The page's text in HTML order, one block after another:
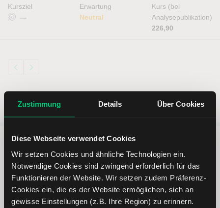
Zustimmung Details Über Cookies
Diese Webseite verwendet Cookies
Wir setzen Cookies und ähnliche Technologien ein.
Notwendige Cookies sind zwingend erforderlich für das
Funktionieren der Website. Wir setzen zudem Präferenz-
Cookies ein, die es der Website ermöglichen, sich an
gewisse Einstellungen (z.B. Ihre Region) zu erinnern.
Kursziel
—
Erwartung
Neutral
Kurs (bei
Analysepublikation)
226,90
5 entscheidende Vorteile vom
Online Broker LYNX